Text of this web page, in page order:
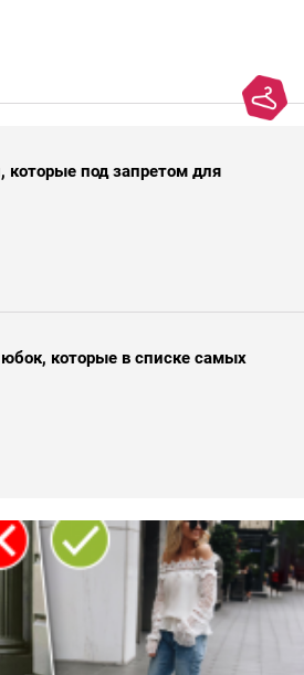
которые под запретом для
юбок, которые в списке самых